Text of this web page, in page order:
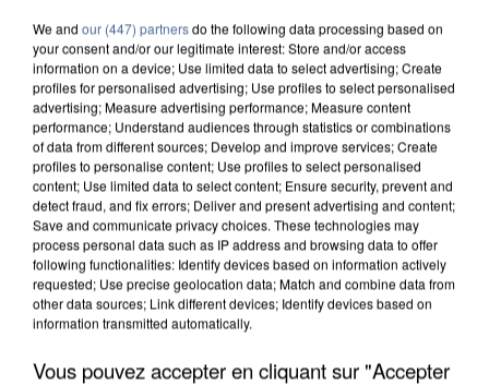
UN SECOND CADRE DE LA DZ MAFIA
We and our (447) partnersdo the following data processing based on
your consent and/or our legitimate interest: Store and/or access
information on a device; Use limited data to select advertising; Create
profiles for personalised advertising; Use profiles to select personalised
advertising; Measure advertising performance; Measure content
performance; Understand audiences through statistics or combinations
of data from different sources; Develop and improve services; Create
profiles to personalise content; Use profiles to select personalised
content; Use limited data to select content; Ensure security, prevent and
detect fraud, and fix errors; Deliver and present advertising and content;
Save and communicate privacy choices. These technologies may
process personal data such as IP address and browsing data to offer
following functionalities: Identify devices based on information actively
requested; Use precise geolocation data; Match and combine data from
other data sources; Link different devices; Identify devices based on
information transmitted automatically.
Vous pouvez accepter en cliquant sur "Accepter